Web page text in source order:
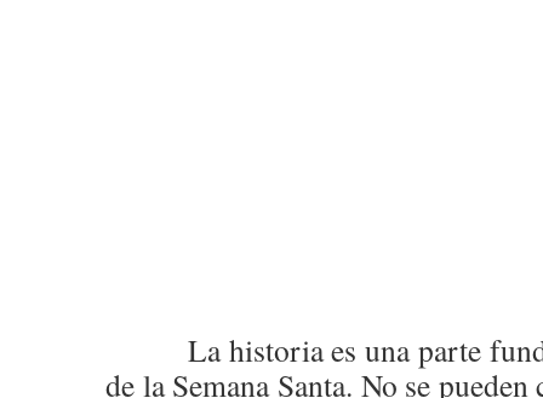
La historia es una parte
de la Semana Santa. No se